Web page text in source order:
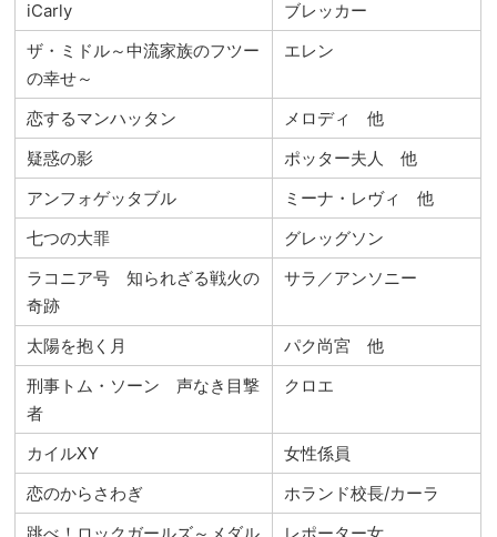
iCarly
ブレッカー
ザ・ミドル～中流家族のフツー
の幸せ～
エレン
恋するマンハッタン
メロディ 他
疑惑の影
ポッター夫人 他
アンフォゲッタブル
ミーナ・レヴィ 他
七つの大罪
グレッグソン
ラコニア号 知られざる戦火の
奇跡
サラ／アンソニー
太陽を抱く月
パク尚宮 他
刑事トム・ソーン 声なき目撃
者
クロエ
カイルXY
女性係員
恋のからさわぎ
ホランド校長/カーラ